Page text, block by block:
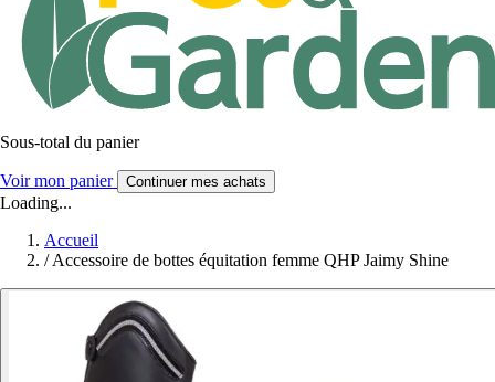
Sous-total du panier
Voir mon panier Continuer mes achats
Loading...
Accueil
/ Accessoire de bottes équitation femme QHP Jaimy Shine